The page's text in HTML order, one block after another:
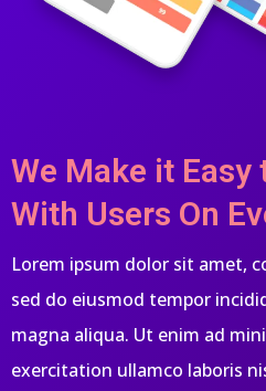
We Make it Easy
With Users On
Lorem ipsum dolor sit amet,
sed do eiusmod tempor
magna aliqua. Ut enim ad
exercitation ullamco laboris